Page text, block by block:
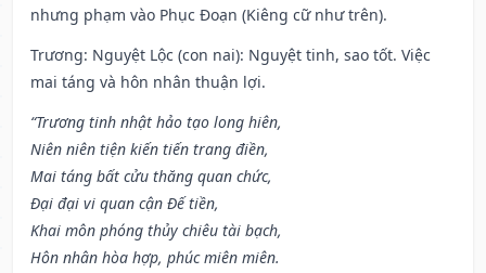
nhưng phạm vào Phục Đoạn (Kiêng cữ như trên).
Trương: Nguyệt Lộc (con nai): Nguyệt tinh, sao tốt. Việc
mai táng và hôn nhân thuận lợi.
“Trương tinh nhật hảo tạo long hiên,
Niên niên tiện kiến tiến trang điền,
Mai táng bất cửu thăng quan chức,
Đại đại vi quan cận Đế tiền,
Khai môn phóng thủy chiêu tài bạch,
Hôn nhân hòa hợp, phúc miên miên.